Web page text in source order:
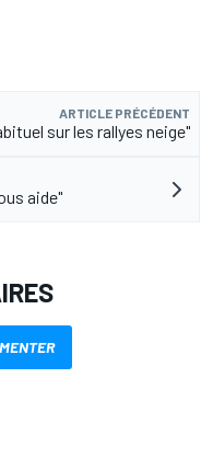
ARTICLE PRÉCÉDENT
sur les rallyes neige"
aide"